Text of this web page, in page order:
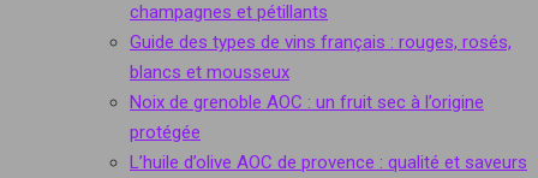
champagnes et pétillants
Guide des types de vins français : rouges, rosés,
blancs et mousseux
Noix de grenoble AOC : un fruit sec à l’origine
protégée
L’huile d’olive AOC de provence : qualité et saveurs